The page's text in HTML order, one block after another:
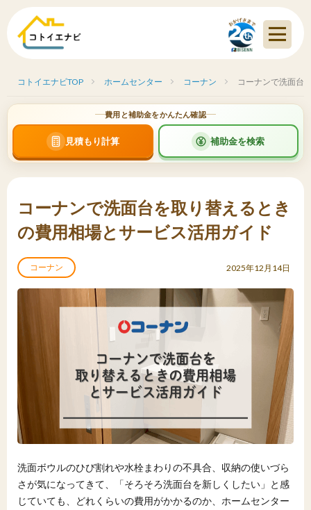
コトイエナビTOP ホームセンター コーナン コーナンで洗面台
費用と補助金をかんたん確認
見積もり計算 補助金を検索
コーナンで洗面台を取り替えるとき
の費用相場とサービス活用ガイド
コーナン 2025年12月14日
洗面ボウルのひび割れや水栓まわりの不具合、収納の使いづら
さが気になってきて、「そろそろ洗面台を新しくしたい」と感
じていても、どれくらいの費用がかかるのか、ホームセンター